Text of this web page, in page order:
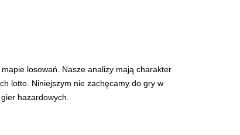
losowań. Nasze analizy mają charakter
lotto. Niniejszym nie zachęcamy do gry w
hazardowych.